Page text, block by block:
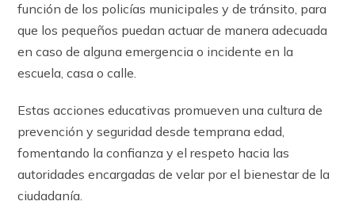
función de los policías municipales y de tránsito, para
que los pequeños puedan actuar de manera adecuada
en caso de alguna emergencia o incidente en la
escuela, casa o calle.
Estas acciones educativas promueven una cultura de
prevención y seguridad desde temprana edad,
fomentando la confianza y el respeto hacia las
autoridades encargadas de velar por el bienestar de la
ciudadanía.